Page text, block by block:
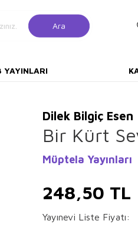
Ara
YAYINLARI
Dilek Bilgiç Esen
Bir Kürt
Müptela Yayınları
248,50 TL
Yayınevi Liste Fiyatı: